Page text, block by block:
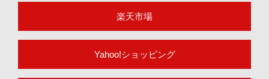
楽天市場
Yahoo!ショッピング